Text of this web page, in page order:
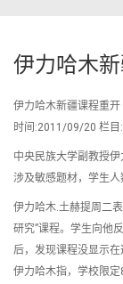
伊力哈木
伊力哈木新疆课程重
时间:2011/09/20 栏目
中央民族大学副教授
涉及敏感题材，学生人
伊力哈木.土赫提周二
研究”课程。学生向他
后，发现课程没显示在
伊力哈木指，学校限